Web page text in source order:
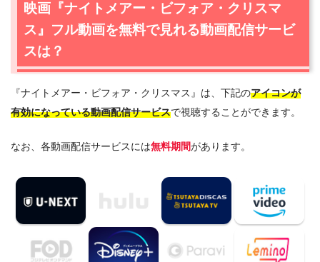
聴はU-NEXTが一番おすすめ
1.2映画『ナイトメアー・ビフォア・クリスマス』の視聴は
ディズニー公式のディズニープラスもおすすめ
2.映画『ナイトメアー・ビフォア・クリスマス』作品情報
2.1 映画『ナイトメアー・ビフォア・クリスマス』あらすじ
2.2映画『ナイトメアー・ビフォア・クリスマス』キャス
2.3映画『ナイトメアー・ビフォア・クリスマス』制作ス
映画『ナイトメアー・ビフォア・クリスマス』は日本
語吹替版も楽しめる
映画『ナイトメアー・ビフォア・クリスマス』を見たい
人におすすめの関連作品
映画『ナイトメアー・ビフォア・クリスマ
ス』フル動画を無料で見れる動画配信サービ
スは？
『ナイトメアー・ビフォア・クリスマス』は、下記のアイコンが
有効になっている動画配信サービスで視聴することができます。
なお、各動画配信サービスには無料期間があります。